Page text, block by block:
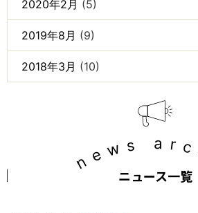
2020年2月 (5)
2019年8月 (9)
2018年3月 (10)
newsニュース一覧